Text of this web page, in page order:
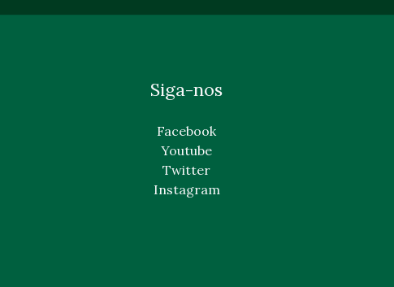
Siga-nos
Facebook
Youtube
Twitter
Instagram